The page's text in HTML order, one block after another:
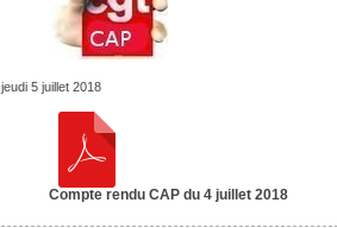
jeudi 5 juillet 2018
Compte rendu CAP du 4 juillet 2018